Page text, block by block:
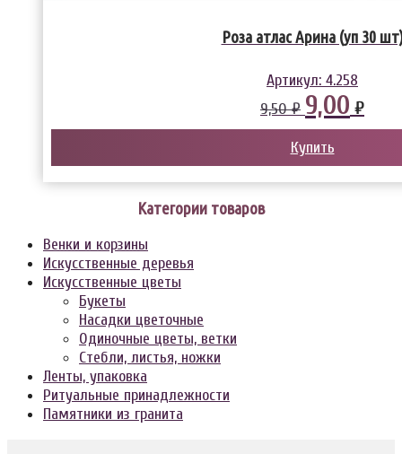
Роза атлас Арина (уп 30
Артикул: 4.258
9,50 ₽ 9,00 ₽
Купить
Категории товаров
Венки и корзины
Искусственные деревья
Искусственные цветы
Букеты
Насадки цветочные
Одиночные цветы, ветки
Стебли, листья, ножки
Ленты, упаковка
Ритуальные принадлежности
Памятники из гранита